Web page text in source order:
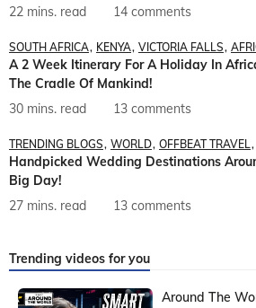
22 mins. read
14 comments
SOUTH AFRICA KENYA VICTORIA FALLS
A 2 Week Itinerary For A Holiday In
The Cradle Of Mankind!
30 mins. read
13 comments
TRENDING BLOGS WORLD OFFBEAT TRAVEL
Handpicked Wedding Destinations
Big Day!
27 mins. read
13 comments
Trending videos for you
Around The